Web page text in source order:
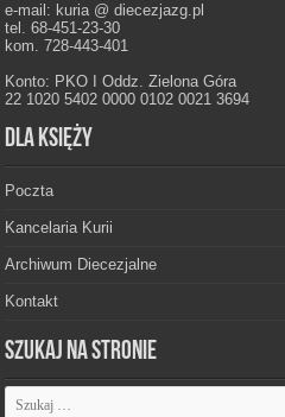
e-mail: kuria @ diecezjazg.pl
tel. 68-451-23-30
kom. 728-443-401
Konto: PKO I Oddz. Zielona Góra
22 1020 5402 0000 0102 0021 3694
Dla księży
Poczta
Kancelaria Kurii
Archiwum Diecezjalne
Kontakt
Szukaj na stronie